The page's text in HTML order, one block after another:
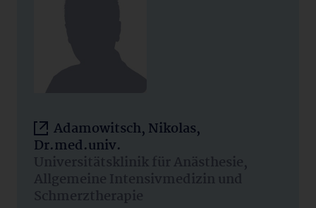
Adamowitsch, Nikolas,
Dr.med.univ.
Universitätsklinik für Anästhesie,
Allgemeine Intensivmedizin und
Schmerztherapie